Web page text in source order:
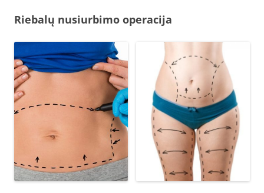
Riebalų nusiurbimo operacija